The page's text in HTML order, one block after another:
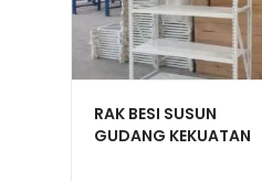
RAK BESI SUSUN
GUDANG KEKUATAN